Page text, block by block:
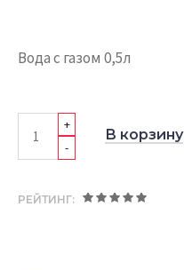
Вода с газом 0,5л
+
-
В корзину
РЕЙТИНГ: